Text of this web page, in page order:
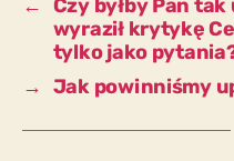
← Czy byłby Pan
wyraził krytykę
tylko jako
→ Jak powinniśmy